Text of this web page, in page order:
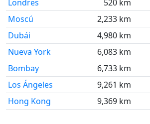
Londres
520 km
Moscú
2,233 km
Dubái
4,980 km
Nueva York
6,083 km
Bombay
6,733 km
Los Ángeles
9,261 km
Hong Kong
9,369 km